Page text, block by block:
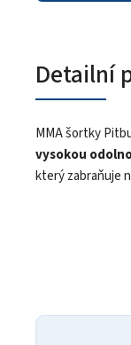
Detailní
MMA šortky
vysokou
který zabraňuje